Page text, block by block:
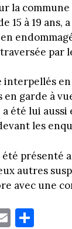
la
15 à 19 ans,
par
interpellés
en garde à
été lui
les
été
autres
avec une
E